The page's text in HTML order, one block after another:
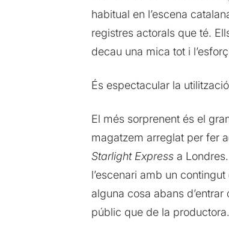
habitual en l’escena
registres actorals que té.
decau una mica tot i
És espectacular la
El més sorprenent és el
magatzem arreglat per fer
Starlight Expressa Londres.
l’escenari amb un
alguna cosa abans
públic que de la productora.